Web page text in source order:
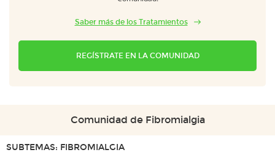
Saber más de los Tratamientos
REGÍSTRATE EN LA COMUNIDAD
Comunidad de Fibromialgia
SUBTEMAS: FIBROMIALGIA